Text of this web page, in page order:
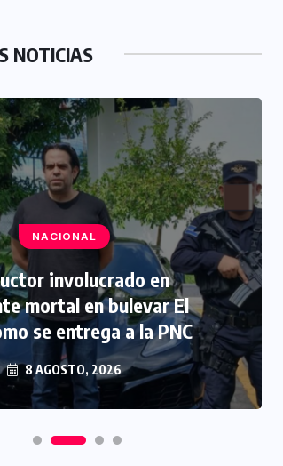
NOTICIAS
NACIONAL
involucrado en
mortal en bulevar El
se entrega a la PNC
8 AGOSTO, 2026